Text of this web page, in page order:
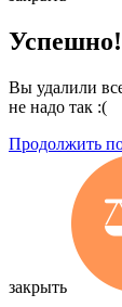
Успешно!
Вы удалили
не надо так :(
Продолжить
закрыть